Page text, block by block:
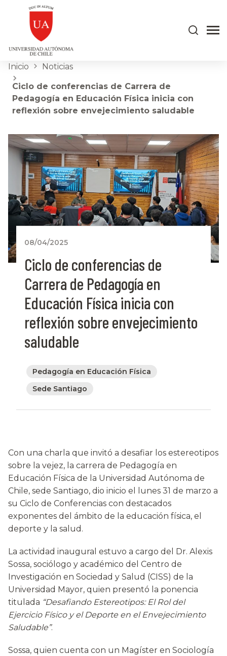
Inicio Noticias
Ciclo de conferencias de Carrera de
Pedagogía en Educación Física inicia con
reflexión sobre envejecimiento saludable
08/04/2025
Ciclo de conferencias de
Carrera de Pedagogía en
Educación Física inicia con
reflexión sobre envejecimiento
saludable
Pedagogía en Educación Física
Sede Santiago
Con una charla que invitó a desafiar los estereotipos
sobre la vejez, la carrera de Pedagogía en
Educación Física de la Universidad Autónoma de
Chile, sede Santiago, dio inicio el lunes 31 de marzo a
su Ciclo de Conferencias con destacados
exponentes del ámbito de la educación física, el
deporte y la salud.
La actividad inaugural estuvo a cargo del Dr. Alexis
Sossa, sociólogo y académico del Centro de
Investigación en Sociedad y Salud (CISS) de la
Universidad Mayor, quien presentó la ponencia
titulada “Desafiando Estereotipos: El Rol del
Ejercicio Físico y el Deporte en el Envejecimiento
Saludable”.
Sossa, quien cuenta con un Magíster en Sociología